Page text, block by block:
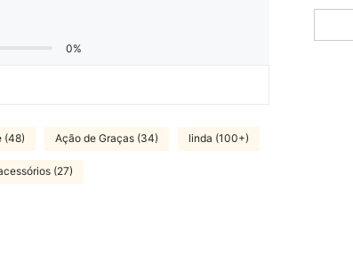
0%
(48) Ação de Graças (34) linda (100+)
(27)